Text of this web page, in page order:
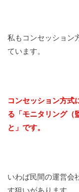
私もコンセッション
ています。
コンセッション方式
る「モニタリング（
と」です。
いわば民間の運営会